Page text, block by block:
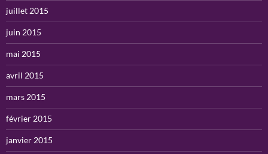
juillet 2015
juin 2015
mai 2015
avril 2015
mars 2015
février 2015
janvier 2015